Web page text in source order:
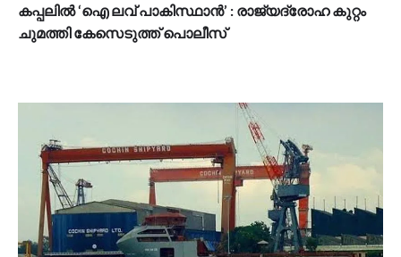
കപ്പലില്‍ ‘ഐ ലവ് പാകിസ്ഥാന്‍’ : രാജ്യദ്രോഹ കുറ്റം
ചുമത്തി കേസെടുത്ത് പൊലീസ്